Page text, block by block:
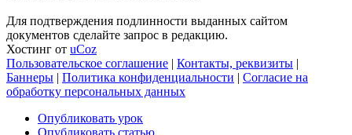
Для подтверждения подлинности выданных сайтом
документов сделайте запрос в редакцию.
Хостинг от uCoz
Пользовательское соглашение | Контакты, реквизиты |
Баннеры | Политика конфиденциальности | Согласие на
обработку персональных данных
Опубликовать урок
Опубликовать статью